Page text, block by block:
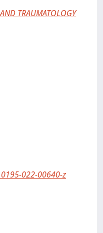
TRAUMATOLOGY
022-00640-z